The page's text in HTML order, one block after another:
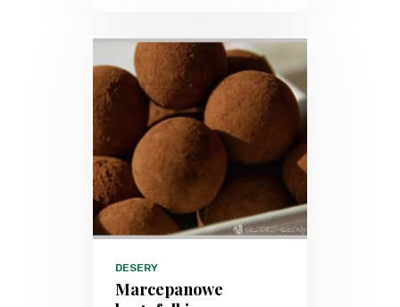
DESERY
Marcepanowe